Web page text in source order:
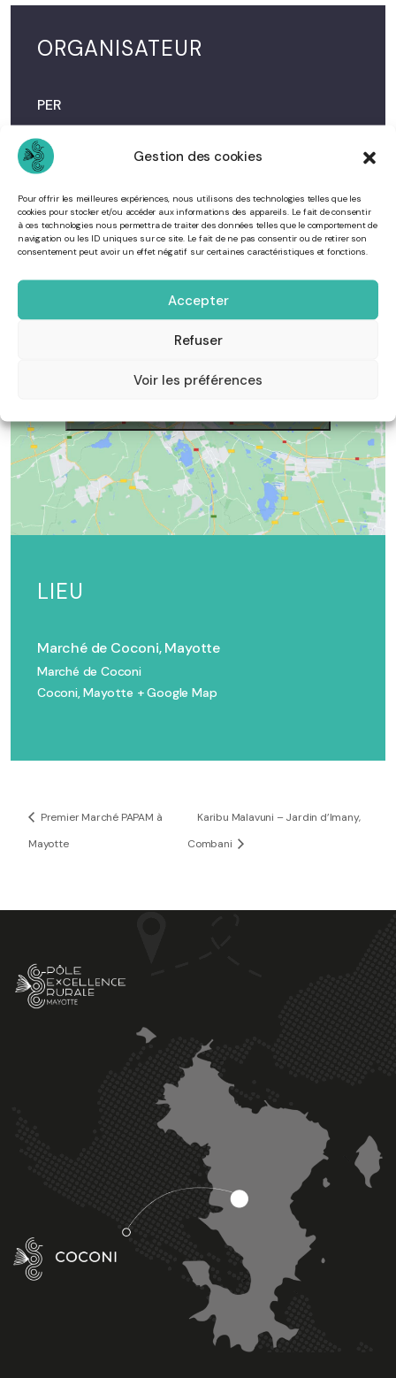
Gestion des cookies
Pour offrir les meilleures expériences, nous utilisons des technologies telles que les
cookies pour stocker et/ou accéder aux informations des appareils. Le fait de consentir
à ces technologies nous permettra de traiter des données telles que le comportement de
navigation ou les ID uniques sur ce site. Le fait de ne pas consentir ou de retirer son
consentement peut avoir un effet négatif sur certaines caractéristiques et fonctions.
Accepter
Refuser
Voir les préférences
ORGANISATEUR
PER
Voir le site Organisateur
Cliquez pour accepter les cookies
LIEU
Marché de Coconi, Mayotte
Marché de Coconi
Coconi, Mayotte + Google Map
Premier Marché PAPAM à
Mayotte
Karibu Malavuni – Jardin d’Imany,
Combani